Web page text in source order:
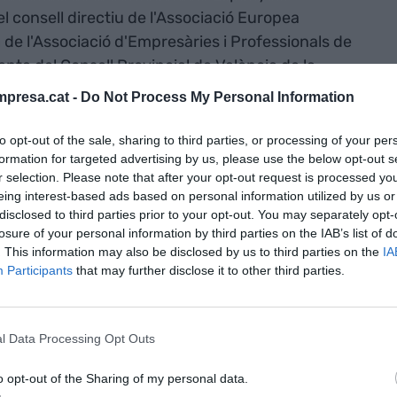
- Do Not Process My Personal Information
opt-out of the sale, sharing to third parties, or processing of your
for targeted advertising by us, please use the below opt-out
selection. Please note that after your opt-out request is processed
interest-based ads based on personal information utilized by us
to third parties prior to your opt-out. You may separately
of your personal information by third parties on the IAB’s list of
This information may also be disclosed by us to third parties on the
Participants that may further disclose it to other third parties.
Data Processing Opt Outs
opt-out of the Sharing of my personal data.
consell directiu de l'Associació Europea
l'Associació d'Empresàries i Professionals de
del Consell Provincial de València de la
Valenciana (CEV ).
d'EVAP, perquè encara que no li agrada
té clar que és imprescindible donar visibilitat al
tinguen referents. I no solament això,
com a motor per acabar amb les
treballadores. De fet, EVAP porta més de 10
labretxa salarialque sofreixen les dones.
al País Valencià està per sobre de la
o el comerç, amb un fort pes en el nostre PIB i